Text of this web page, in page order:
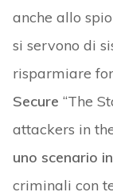
anche allo
si servono di
risparmiare
Secure “The
attackers in
uno scenario
criminali con